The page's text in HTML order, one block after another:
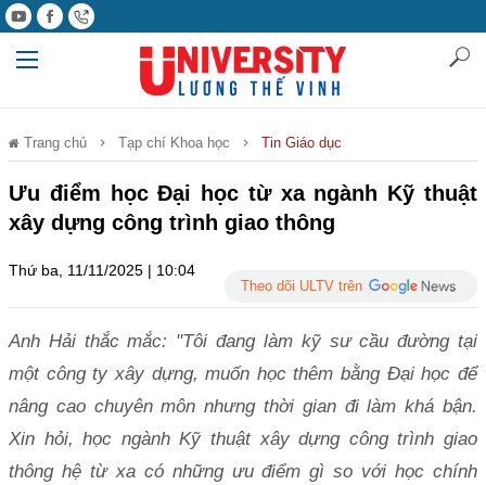
Trang chủ Tạp chí Khoa học Tin Giáo dục
Ưu điểm học Đại học từ xa ngành Kỹ thuật
xây dựng công trình giao thông
Thứ ba, 11/11/2025 | 10:04
Theo dõi ULTV trên
Anh Hải thắc mắc: "Tôi đang làm kỹ sư cầu đường tại
một công ty xây dựng, muốn học thêm bằng Đại học để
nâng cao chuyên môn nhưng thời gian đi làm khá bận.
Xin hỏi, học ngành Kỹ thuật xây dựng công trình giao
thông hệ từ xa có những ưu điểm gì so với học chính